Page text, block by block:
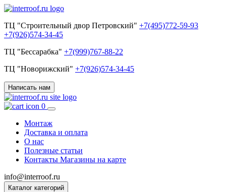
ТЦ "Строительный двор Петровский" +7(495)772-59-93
+7(926)574-34-45
ТЦ "Бессарабка" +7(999)767-88-22
ТЦ "Новорижский" +7(926)574-34-45
Написать нам
0
Монтаж
Доставка и оплата
О нас
Полезные статьи
Контакты Магазины на карте
info@interroof.ru
Каталог категорий